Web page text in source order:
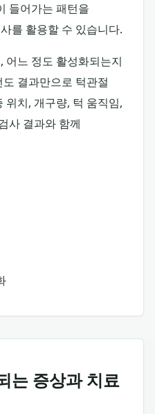
들어가는 패턴을
를 활용할 수 있습니다.
어느 정도 활성화되는지
결과만으로 턱관절
위치, 개구량, 턱 움직임,
사 결과와 함께
는 증상과 치료